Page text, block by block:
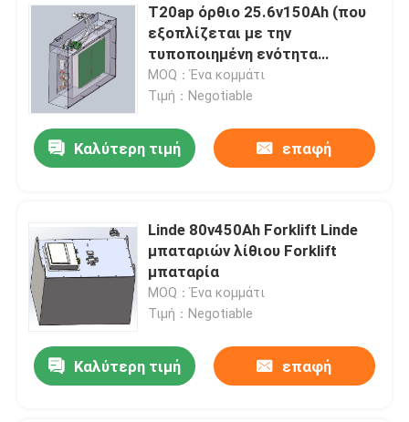
T20ap όρθιο 25.6v150Ah (που
εξοπλίζεται με την
τυποποιημένη ενότητα
μπαταριών φωσφορικού
άλατος σιδήρου λίθιου 8-
MOQ：Ένα κομμάτι
Τιμή：Negotiable
Καλύτερη τιμή επαφή
Linde 80v450Ah Forklift Linde
μπαταριών λίθιου Forklift
μπαταρία
MOQ：Ένα κομμάτι
Τιμή：Negotiable
Καλύτερη τιμή επαφή